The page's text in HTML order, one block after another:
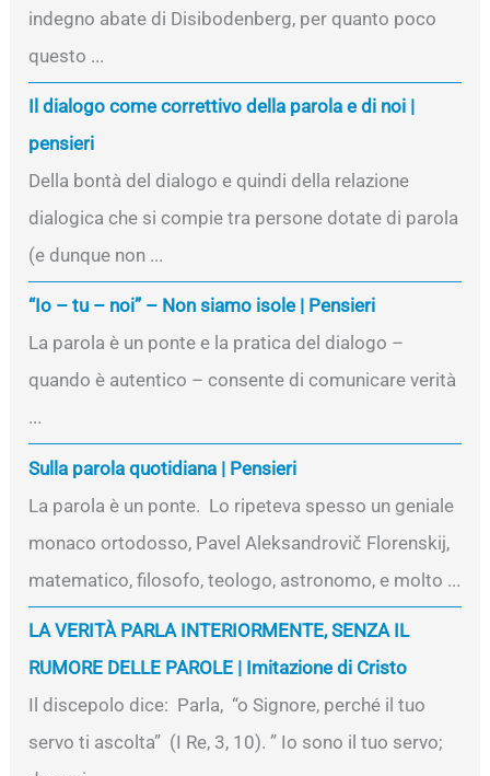
indegno abate di Disibodenberg, per quanto poco
questo ...
Il dialogo come correttivo della parola e di noi |
pensieri
Della bontà del dialogo e quindi della relazione
dialogica che si compie tra persone dotate di parola
(e dunque non ...
“Io – tu – noi” – Non siamo isole | Pensieri
La parola è un ponte e la pratica del dialogo –
quando è autentico – consente di comunicare verità
...
Sulla parola quotidiana | Pensieri
La parola è un ponte. Lo ripeteva spesso un geniale
monaco ortodosso, Pavel Aleksandrovič Florenskij,
matematico, filosofo, teologo, astronomo, e molto ...
LA VERITÀ PARLA INTERIORMENTE, SENZA IL
RUMORE DELLE PAROLE | Imitazione di Cristo
Il discepolo dice: Parla, “o Signore, perché il tuo
servo ti ascolta” (I Re, 3, 10). ” Io sono il tuo servo;